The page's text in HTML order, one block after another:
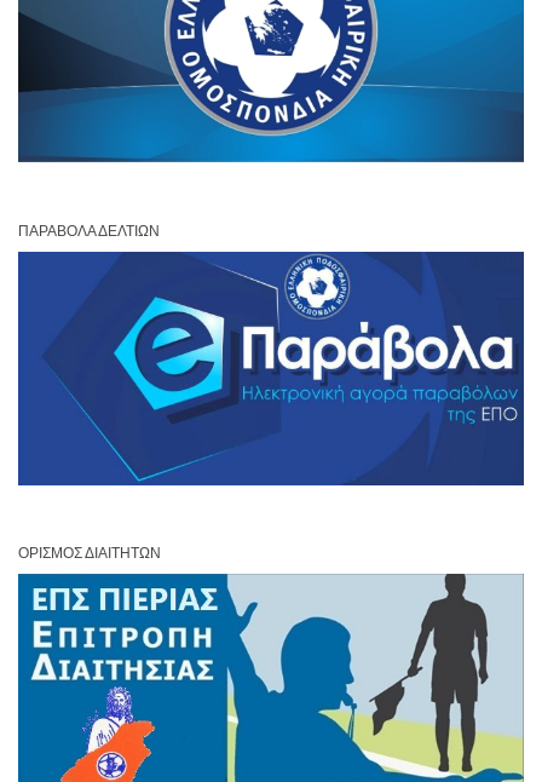
ΠΑΡΆΒΟΛΑ ΔΕΛΤΊΩΝ
ΟΡΙΣΜΌΣ ΔΙΑΙΤΗΤΏΝ